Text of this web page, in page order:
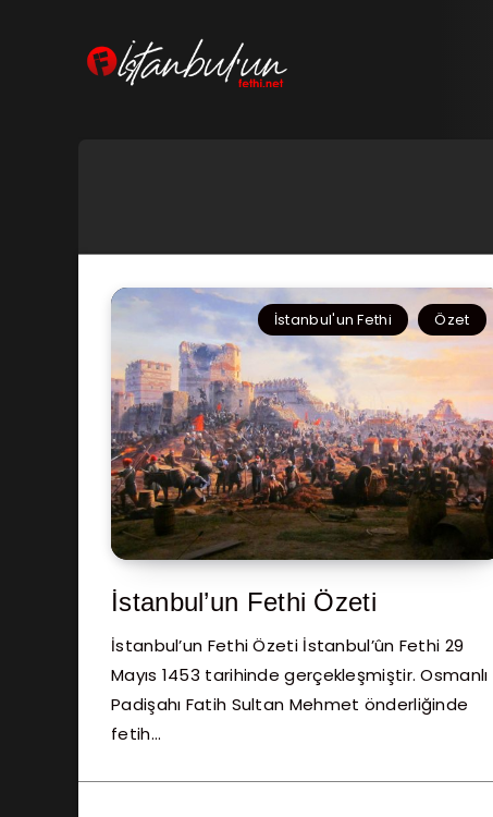
İstanbul'un Fethi Özet
İstanbul’un Fethi Özeti
İstanbul’un Fethi Özeti İstanbul’ûn Fethi 29
Mayıs 1453 tarihinde gerçekleşmiştir. Osmanlı
Padişahı Fatih Sultan Mehmet önderliğinde
fetih…